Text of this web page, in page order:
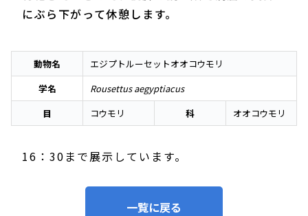
にぶら下がって休憩します。
動物名
エジプトルーセットオオコウモリ
学名
Rousettus aegyptiacus
目
コウモリ 科 オオコウモリ
16：30まで展示しています。
一覧に戻る